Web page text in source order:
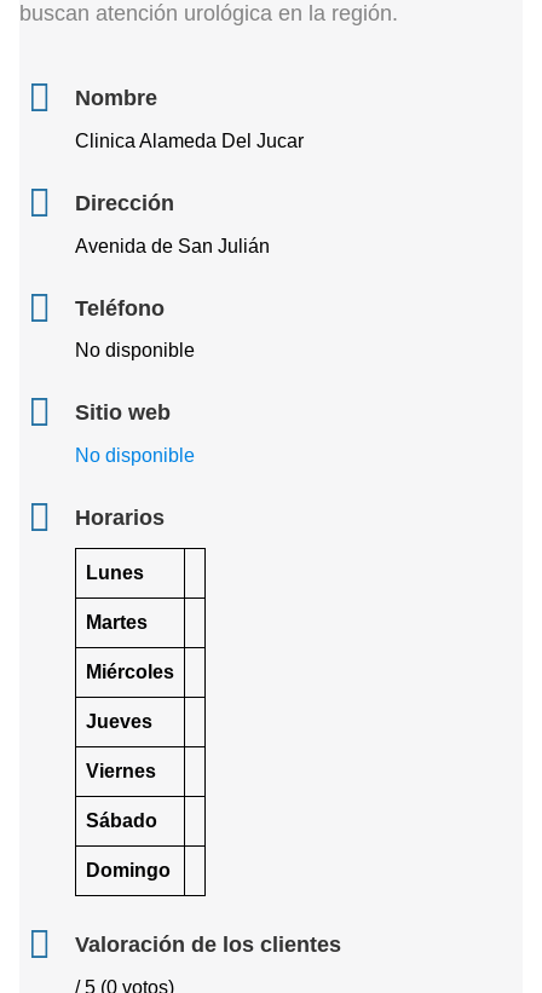
buscan atención urológica en la región.
Nombre
Clinica Alameda Del Jucar
Dirección
Avenida de San Julián
Teléfono
No disponible
Sitio web
No disponible
Horarios
Lunes
Martes
Miércoles
Jueves
Viernes
Sábado
Domingo
Valoración de los clientes
/ 5 (0 votos)